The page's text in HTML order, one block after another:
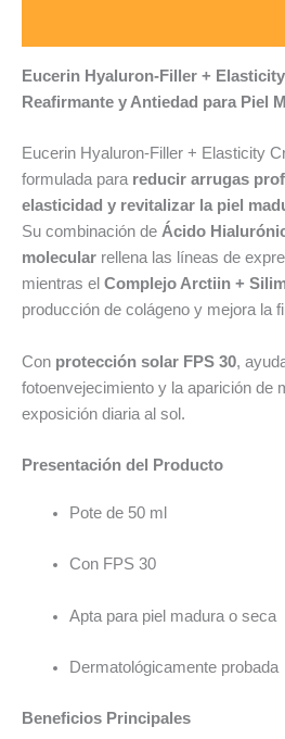
Eucerin Hyaluron-Filler +
Reafirmante y Antiedad para Piel
Eucerin Hyaluron-Filler + Elasticity
formulada para reducir arrugas
elasticidad y revitalizar la piel
Su combinación de Ácido
molecular rellena las líneas de
mientras el Complejo Arctiin +
producción de colágeno y mejora la
Con protección solar FPS 30,
fotoenvejecimiento y la aparición de
exposición diaria al sol.
Presentación del Producto
Pote de 50 ml
Con FPS 30
Apta para piel madura o seca
Dermatológicamente probada
Beneficios Principales